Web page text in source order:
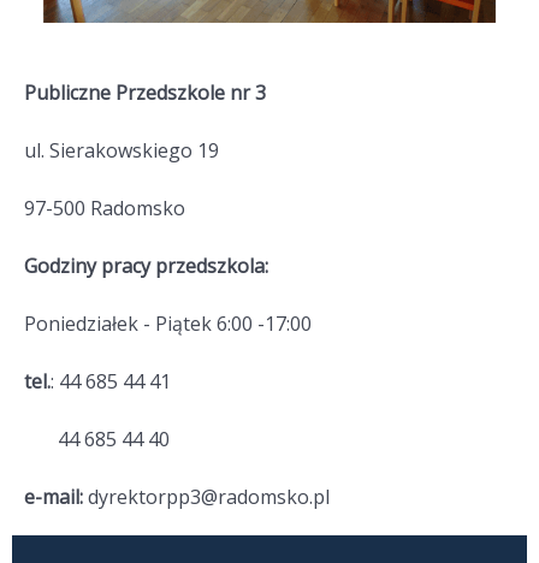
Publiczne Przedszkole nr 3
ul. Sierakowskiego 19
97-500 Radomsko
Godziny pracy przedszkola:
Poniedziałek - Piątek 6:00 -17:00
tel.: 44 685 44 41
44 685 44 40
e-mail:dyrektorpp3@radomsko.pl